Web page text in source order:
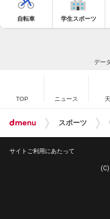
自転車 学生スポーツ
デー
TOP ニュース
スポーツ
サイトご利用にあたって
(C)